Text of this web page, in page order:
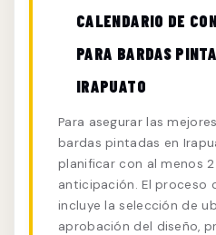
CALENDARIO DE
PARA BARDAS
IRAPUATO
Para asegurar las
bardas pintadas en
planificar con al menos
anticipación. El proceso
incluye la selección de
aprobación del diseño,